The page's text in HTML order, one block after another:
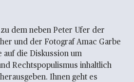
dem neben Peter Ufer der
und der Fotograf Amac Garbe
auf die Diskussion um
Rechtspopulismus inhaltlich
Ihnen geht es